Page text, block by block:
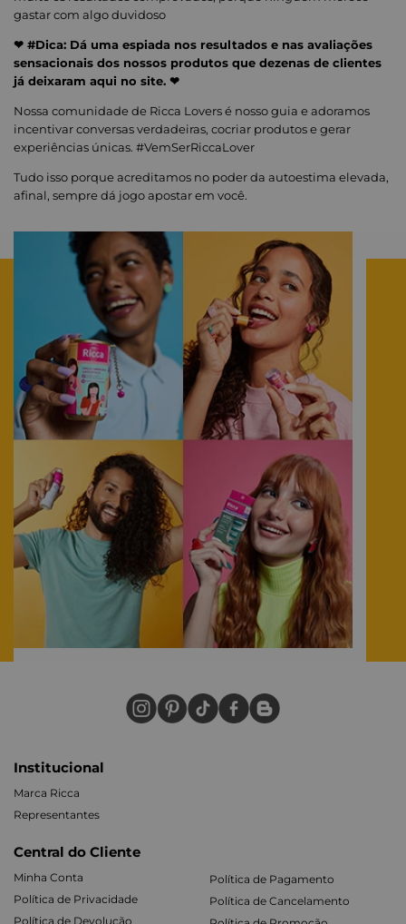
gastar com algo duvidoso
❤ #Dica: Dá uma espiada nos resultados e nas avaliações
sensacionais dos nossos produtos que dezenas de clientes
já deixaram aqui no site. ❤
Nossa comunidade de Ricca Lovers é nosso guia e adoramos
incentivar conversas verdadeiras, cocriar produtos e gerar
experiências únicas. #VemSerRiccaLover
Tudo isso porque acreditamos no poder da autoestima elevada,
afinal, sempre dá jogo apostar em você.
Institucional
Marca Ricca
Representantes
Central do Cliente
Minha Conta
Política de Privacidade
Política de Devolução
Política de Pagamento
Política de Cancelamento